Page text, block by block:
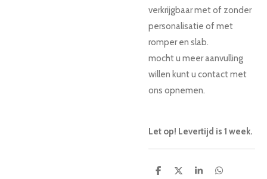
verkrijgbaar met of zonder
personalisatie of met
romper en slab.
mocht u meer aanvulling
willen kunt u contact met
ons opnemen.
Let op! Levertijd is 1 week.
D
D
S
D